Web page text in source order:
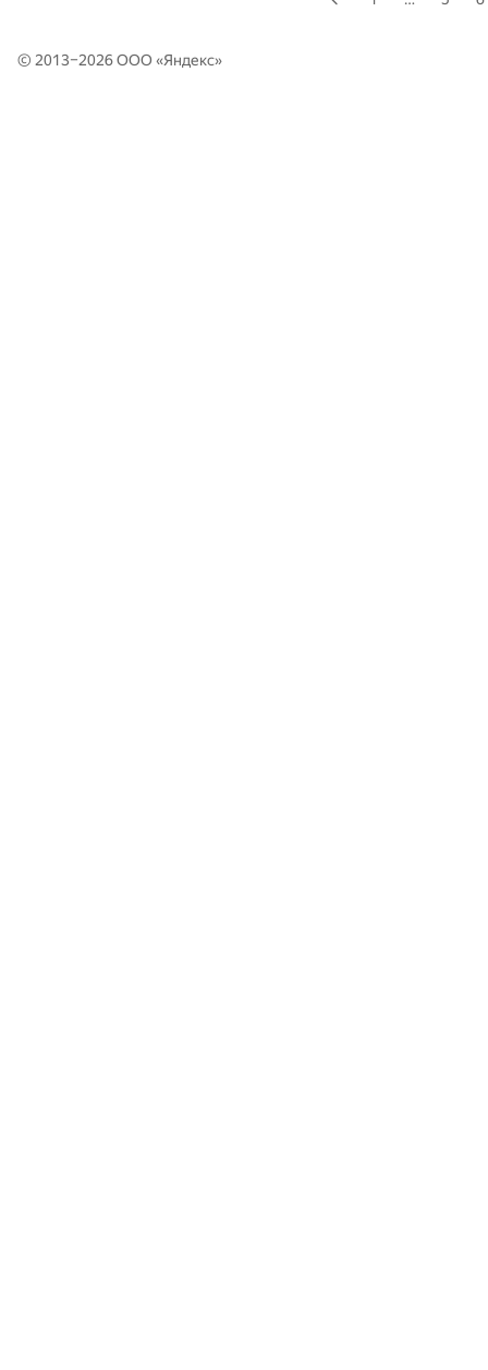
© 2013–2026 ООО «Яндекс»